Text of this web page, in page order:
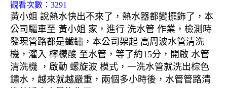
觀看次數：3291
黃小姐 說熱水快出不來了，熱水器都變擺飾了，本
公司驅車至 黃小姐 家，進行 洗水管 作業，檢測時
發現管路都是鐵鏽，本公司架起 高周波水管清洗
機，灌入 檸檬酸 至水管，等了約15分，開啟 水管
清洗機 ，啟動 螺旋波 模式，一洗水管就洗出棕色
鏽水，越來就越嚴重，兩個多小時後，水管管路清